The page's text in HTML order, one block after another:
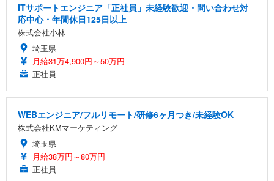
ITサポートエンジニア「正社員」未経験歓迎・問い合わせ対
応中心・年間休日125日以上
株式会社小林
埼玉県
月給31万4,900円～50万円
正社員
WEBエンジニア/フルリモート/研修6ヶ月つき/未経験OK
株式会社KMマーケティング
埼玉県
月給38万円～80万円
正社員